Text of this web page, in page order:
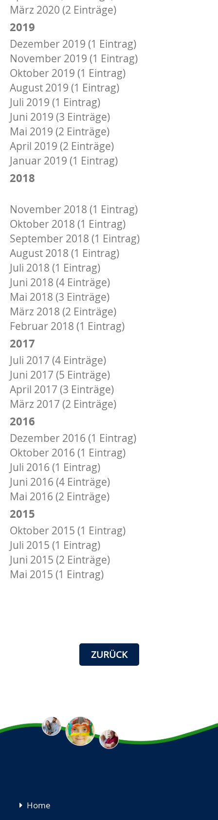
März 2020 (2 Einträge)
2019
Dezember 2019 (1 Eintrag)
November 2019 (1 Eintrag)
Oktober 2019 (1 Eintrag)
August 2019 (1 Eintrag)
Juli 2019 (1 Eintrag)
Juni 2019 (3 Einträge)
Mai 2019 (2 Einträge)
April 2019 (2 Einträge)
Januar 2019 (1 Eintrag)
2018
November 2018 (1 Eintrag)
Oktober 2018 (1 Eintrag)
September 2018 (1 Eintrag)
August 2018 (1 Eintrag)
Juli 2018 (1 Eintrag)
Juni 2018 (4 Einträge)
Mai 2018 (3 Einträge)
März 2018 (2 Einträge)
Februar 2018 (1 Eintrag)
2017
Juli 2017 (4 Einträge)
Juni 2017 (5 Einträge)
April 2017 (3 Einträge)
März 2017 (2 Einträge)
2016
Dezember 2016 (1 Eintrag)
Oktober 2016 (1 Eintrag)
Juli 2016 (1 Eintrag)
Juni 2016 (4 Einträge)
Mai 2016 (2 Einträge)
2015
Oktober 2015 (1 Eintrag)
Juli 2015 (1 Eintrag)
Juni 2015 (2 Einträge)
Mai 2015 (1 Eintrag)
ZURÜCK
Navigation
Home